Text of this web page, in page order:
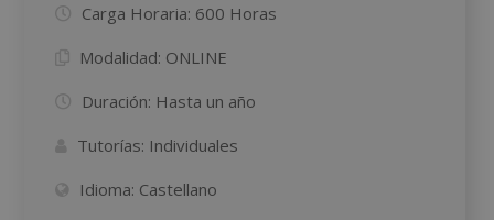
Carga Horaria: 600 Horas
Modalidad: ONLINE
Duración: Hasta un año
Tutorías: Individuales
Idioma: Castellano